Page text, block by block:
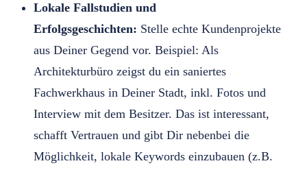
Lokale Fallstudien und
Erfolgsgeschichten: Stelle echte Kundenprojekte
aus Deiner Gegend vor. Beispiel: Als
Architekturbüro zeigst du ein saniertes
Fachwerkhaus in Deiner Stadt, inkl. Fotos und
Interview mit dem Besitzer. Das ist interessant,
schafft Vertrauen und gibt Dir nebenbei die
Möglichkeit, lokale Keywords einzubauen (z.B.